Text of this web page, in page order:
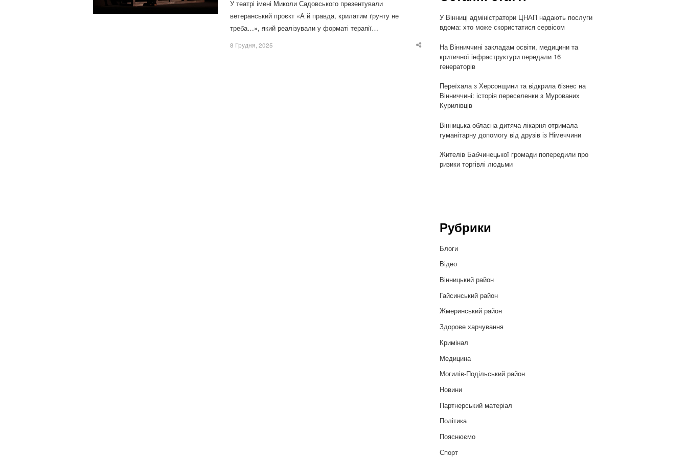
У театрі імені Миколи Садовського презентували
ветеранський проєкт «А й правда, крилатим ґрунту не
треба…», який реалізували у форматі терапії…
8 Грудня, 2025
Share
У Вінниці адміністратори ЦНАП надають послуги
вдома: хто може скористатися сервісом
На Вінниччині закладам освіти, медицини та
критичної інфраструктури передали 16
генераторів
Переїхала з Херсонщини та відкрила бізнес на
Вінниччині: історія переселенки з Мурованих
Курилівців
Вінницька обласна дитяча лікарня отримала
гуманітарну допомогу від друзів із Німеччини
Жителів Бабчинецької громади попередили про
ризики торгівлі людьми
Рубрики
Блоги
Відео
Вінницький район
Гайсинський район
Жмеринський район
Здорове харчування
Кримінал
Медицина
Могилів-Подільський район
Новини
Партнерський матеріал
Політика
Пояснюємо
Спорт